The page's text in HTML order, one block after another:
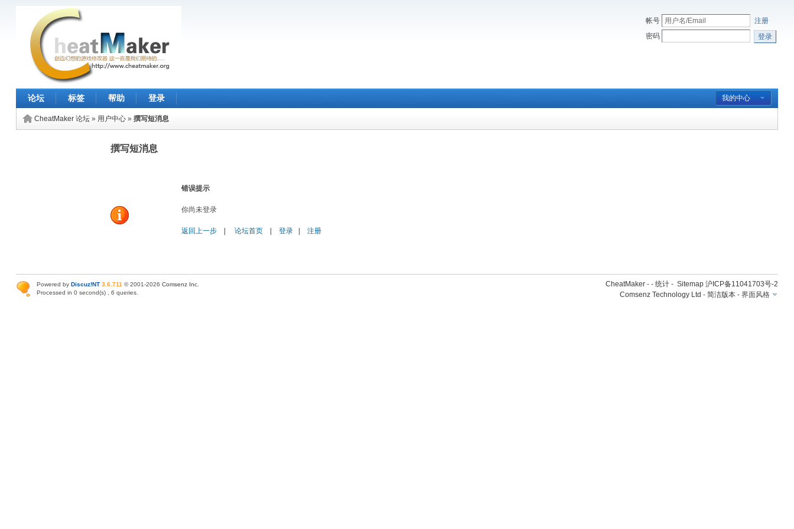
帐号
注册
密码
登录
我的中心
论坛 标签 帮助 登录
CheatMaker 论坛» 用户中心» 撰写短消息
撰写短消息
错误提示
你尚未登录
返回上一步| 论坛首页| 登录| 注册
CheatMaker - -统计 -Sitemap 沪ICP备11041703号-2
Comsenz Technology Ltd -简洁版本 -界面风格
Powered by Discuz!NT 3.6.711 © 2001-2026 Comsenz Inc.
Processed in 0 second(s) , 6 queries.